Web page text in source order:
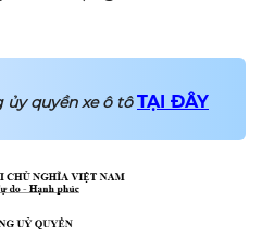
ủy quyền xe ô tôTẠI ĐÂY